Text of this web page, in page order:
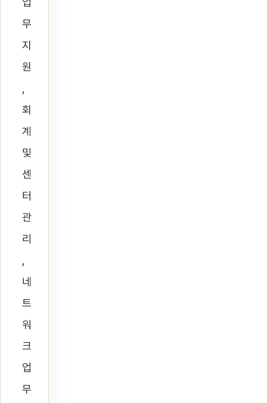
무
지
원
회
계
및
센
터
관
리
네
트
워
크
업
무